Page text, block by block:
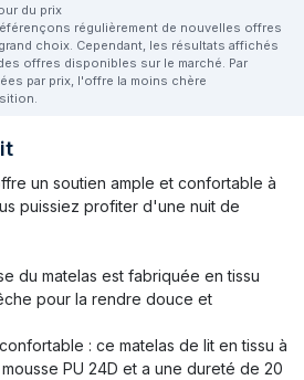
du prix
régulièrement de nouvelles offres
choix. Cependant, les résultats affichés
offres disponibles sur le marché. Par
par prix, l'offre la moins chère
un soutien ample et confortable à
puissiez profiter d'une nuit de
du matelas est fabriquée en tissu
pour la rendre douce et
: ce matelas de lit en tissu à
PU 24D et a une dureté de 20